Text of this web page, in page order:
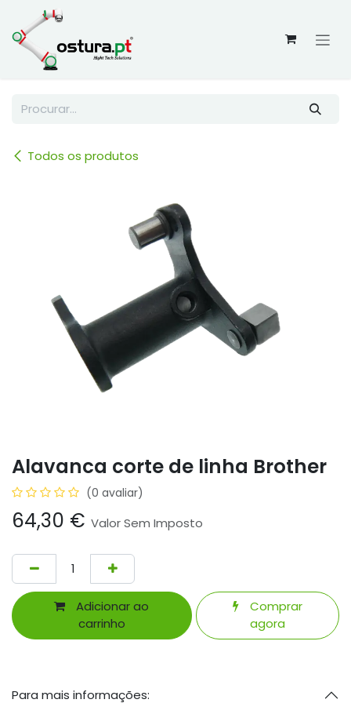
Skip to Content
Todos os produtos
Alavanca corte de linha Brother
(0 avaliar)
64,30 € Valor Sem Imposto
Adicionar ao
carrinho
Comprar
agora
Para mais informações: